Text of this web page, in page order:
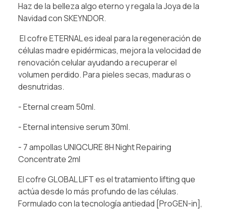
Haz de la belleza algo eterno y regala la Joya de la
Navidad con SKEYNDOR.
El cofre ETERNAL es ideal para la regeneración de
células madre epidérmicas, mejora la velocidad de
renovación celular ayudando a recuperar el
volumen perdido. Para pieles secas, maduras o
desnutridas.
- Eternal cream 50ml.
- Eternal intensive serum 30ml.
- 7 ampollas UNIQCURE 8H Night Repairing
Concentrate 2ml
El cofre GLOBAL LIFT es el tratamiento lifting que
actúa desde lo más profundo de las células.
Formulado con la tecnología antiedad [ProGEN-in],